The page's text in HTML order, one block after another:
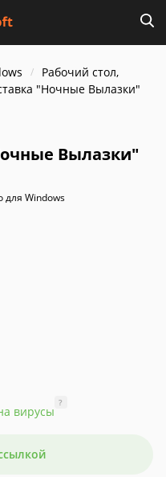
Рабочий стол,
"Ночные Вылазки"
Вылазки"
для Windows
вирусы
?